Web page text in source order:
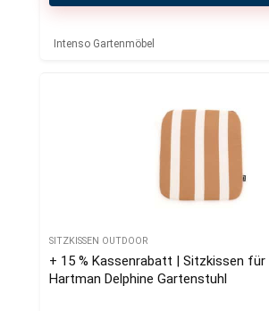
Intenso Gartenmöbel
SITZKISSEN OUTDOOR
+ 15 % Kassenrabatt | Sitzkissen für
Hartman Delphine Gartenstuhl